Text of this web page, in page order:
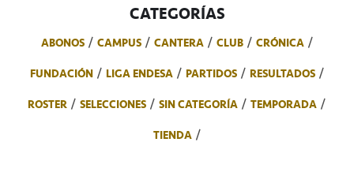
CATEGORÍAS
ABONOS CAMPUS CANTERA CLUB
CRÓNICA
FUNDACIÓN
LIGA ENDESA PARTIDOS
RESULTADOS
ROSTER
SELECCIONES SIN CATEGORÍA
TEMPORADA
TIENDA